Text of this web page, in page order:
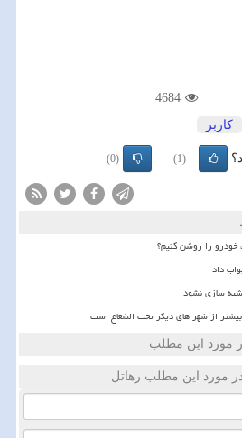
4684
كاربر
(1)
(0)
خودرو را روشن کنیم؟
داد
سازی نشود
مورد این مطلب
مورد این مطلب رهاتل